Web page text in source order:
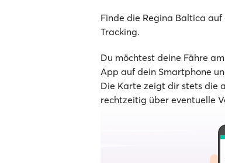
Finde die Regina Baltica
Tracking.
Du möchtest deine Fähre
App auf dein Smartphone
Die Karte zeigt dir stets die
rechtzeitig über eventuelle